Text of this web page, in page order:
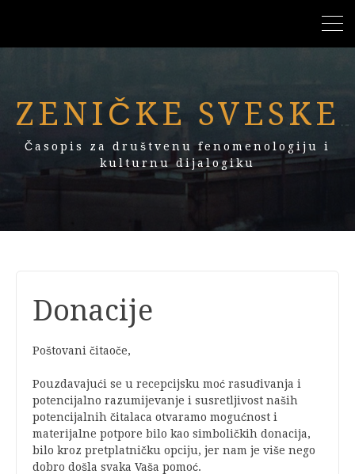
ZENIČKE SVESKE
Časopis za društvenu fenomenologiju i
kulturnu dijalogiku
Donacije
Poštovani čitaoče,
Pouzdavajući se u recepcijsku moć rasuđivanja i
potencijalno razumijevanje i susretljivost naših
potencijalnih čitalaca otvaramo mogućnost i
materijalne potpore bilo kao simboličkih donacija,
bilo kroz pretplatničku opciju, jer nam je više nego
dobro došla svaka Vaša pomoć.